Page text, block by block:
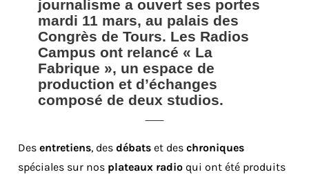
journalisme a ouvert ses portes
mardi 11 mars, au palais des
Congrès de Tours. Les Radios
Campus ont relancé « La
Fabrique », un espace de
production et d’échanges
composé de deux studios.
Des entretiens, des débats et des chroniques
spéciales sur nos plateaux radio qui ont été produits